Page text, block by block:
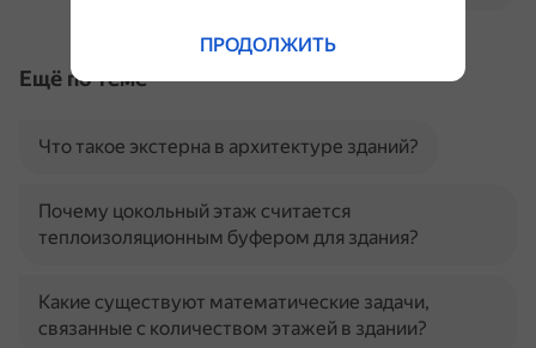
Ещё по теме
Что такое экстерна в архитектуре зданий?
Почему цокольный этаж считается
теплоизоляционным буфером для здания?
Какие существуют математические задачи,
связанные с количеством этажей в здании?
ПРОДОЛЖИТЬ